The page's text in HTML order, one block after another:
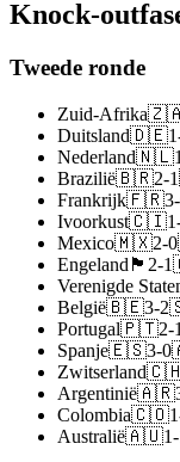
Knock-
Tweede ronde
Zuid-Afrika
Duitsland🇩🇪1
Nederland🇳🇱1
Brazilië🇧🇷2-1
Frankrijk🇫🇷3-
Ivoorkust🇨🇮1
Mexico🇲🇽2-0
Engeland 🏴󠁧󠁢󠁥󠁮󠁧󠁿 2-1
Verenigde
België🇧🇪3-2
Portugal🇵🇹2-1
Spanje🇪🇸3-0
Zwitserland
Argentinië🇦🇷
Colombia🇨🇴1
Australië🇦🇺1-